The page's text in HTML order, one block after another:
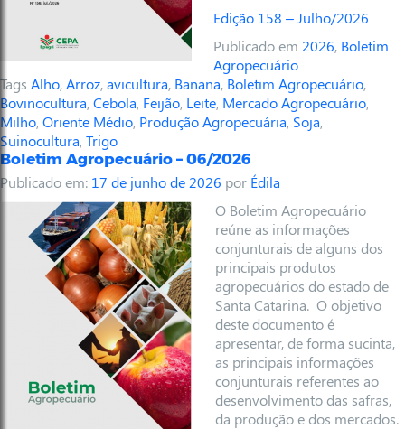
Edição 158 – Julho/2026
Publicado em 2026, Boletim
Agropecuário
Tags Alho,Arroz,avicultura, Banana, Boletim Agropecuário,
Bovinocultura,Cebola, Feijão, Leite, Mercado Agropecuário,
Milho,Oriente Médio, Produção Agropecuária, Soja,
Suinocultura,Trigo
Boletim Agropecuário – 06/2026
Publicado em: 17 de junho de 2026 por Édila
O Boletim Agropecuário
reúne as informações
conjunturais de alguns dos
principais produtos
agropecuários do estado de
Santa Catarina. O objetivo
deste documento é
apresentar, de forma sucinta,
as principais informações
conjunturais referentes ao
desenvolvimento das safras,
da produção e dos mercados.